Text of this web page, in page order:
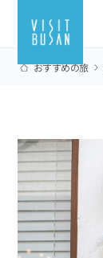
おすすめの旅